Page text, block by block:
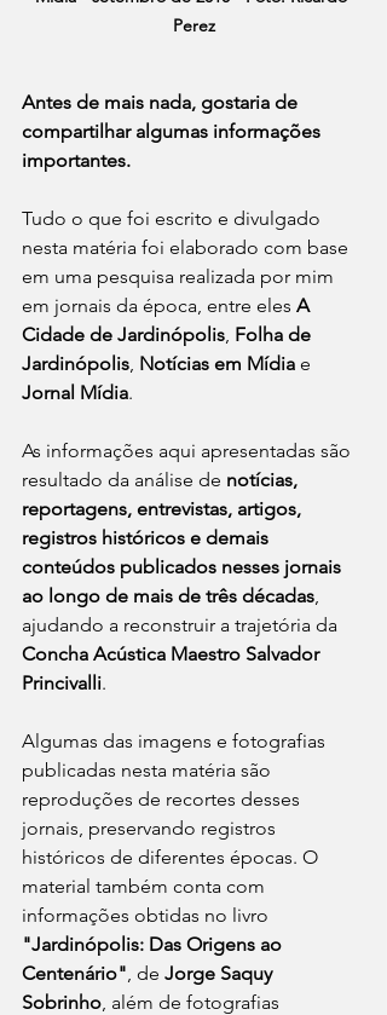
Perez
Antes de mais nada, gostaria de
compartilhar algumas informações
importantes.
Tudo o que foi escrito e divulgado
nesta matéria foi elaborado com base
em uma pesquisa realizada por mim
em jornais da época, entre eles A
Cidade de Jardinópolis, Folha de
Jardinópolis, Notícias em Mídia e
Jornal Mídia.
As informações aqui apresentadas são
resultado da análise de notícias,
reportagens, entrevistas, artigos,
registros históricos e demais
conteúdos publicados nesses jornais
ao longo de mais de três décadas,
ajudando a reconstruir a trajetória da
Concha Acústica Maestro Salvador
Princivalli.
Algumas das imagens e fotografias
publicadas nesta matéria são
reproduções de recortes desses
jornais, preservando registros
históricos de diferentes épocas. O
material também conta com
informações obtidas no livro
"Jardinópolis: Das Origens ao
Centenário", de Jorge Saquy
Sobrinho, além de fotografias